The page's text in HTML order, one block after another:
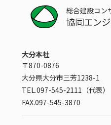
総合建設コン
協同エン
大分本社
〒870-0876
大分県大分市三芳1238-1
TEL.097-545-2111（代表）
FAX.097-545-3870